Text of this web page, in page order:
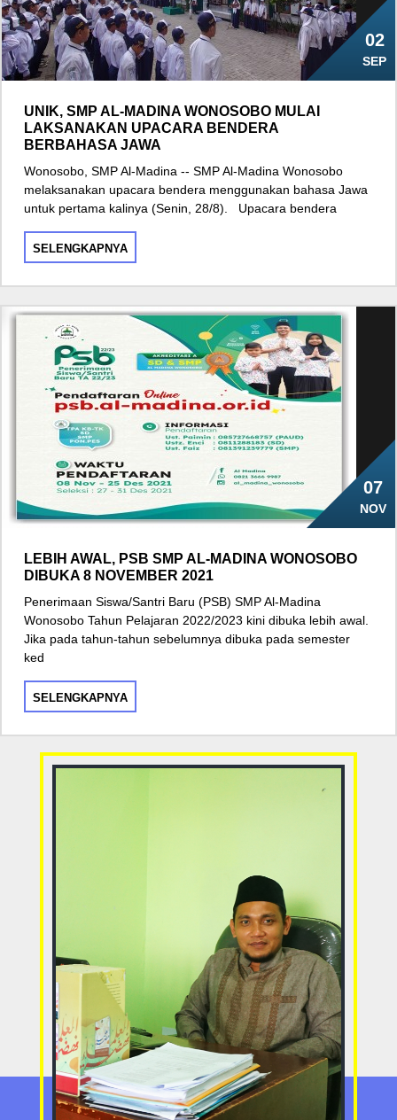
02
SEP
UNIK, SMP AL-MADINA WONOSOBO MULAI
LAKSANAKAN UPACARA BENDERA
BERBAHASA JAWA
Wonosobo, SMP Al-Madina -- SMP Al-Madina Wonosobo
melaksanakan upacara bendera menggunakan bahasa Jawa
untuk pertama kalinya (Senin, 28/8). Upacara bendera
SELENGKAPNYA
07
NOV
LEBIH AWAL, PSB SMP AL-MADINA WONOSOBO
DIBUKA 8 NOVEMBER 2021
Penerimaan Siswa/Santri Baru (PSB) SMP Al-Madina
Wonosobo Tahun Pelajaran 2022/2023 kini dibuka lebih awal.
Jika pada tahun-tahun sebelumnya dibuka pada semester
ked
SELENGKAPNYA